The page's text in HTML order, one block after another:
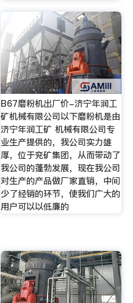
B67磨粉机出厂价-济宁年润工
矿机械有限公司以下磨粉机是由
济宁年润工矿 机械有限公司专
业生产提供的，我公司实力雄
厚，位于兖矿集团，从而带动了
我公司的蓬勃发展，现在我公司
对生产的产品做厂家直销，中间
少了经销的环节，使我们广大的
用户可以以低廉的